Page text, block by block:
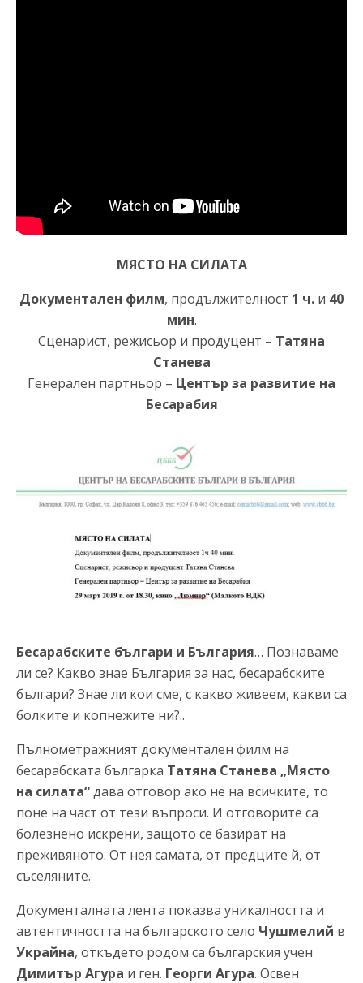
МЯСТО НА СИЛАТА
Документален филм, продължителност 1 ч. и 40
мин.
Сценарист, режисьор и продуцент – Татяна
Станева
Генерален партньор – Център за развитие на
Бесарабия
Бесарабските българи и България… Познаваме
ли се? Какво знае България за нас, бесарабските
българи? Знае ли кои сме, с какво живеем, какви са
болките и копнежите ни?..
Пълнометражният документален филм на
бесарабската българка Татяна Станева „Място
на силата“дава отговор ако не на всичките, то
поне на част от тези въпроси. И отговорите са
болезнено искрени, защото се базират на
преживяното. От нея самата, от предците й, от
съселяните.
Документалната лента показва уникалността и
автентичността на българското село Чушмелий в
Украйна, откъдето родом са българския учен
Димитър Агура и ген. Георги Агура. Освен